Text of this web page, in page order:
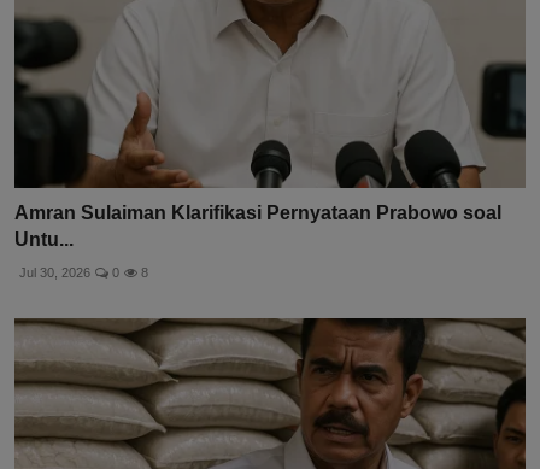
Amran Sulaiman Klarifikasi Pernyataan Prabowo soal
Untu...
Jul 30, 2026 0 8